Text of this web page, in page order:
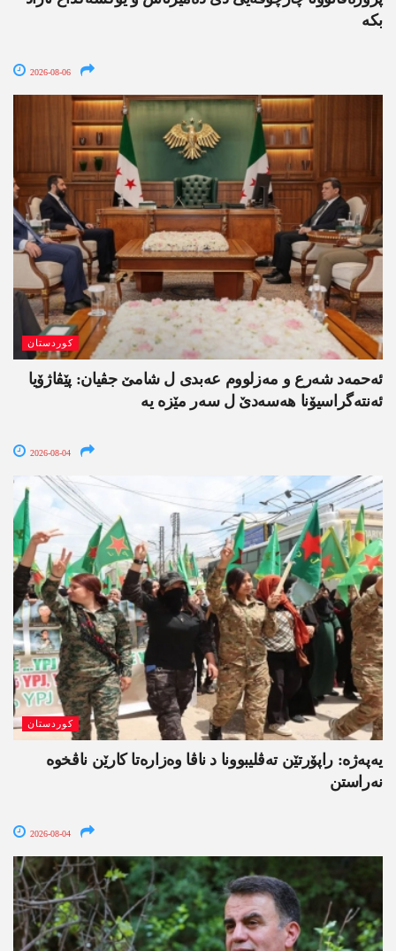
بکە
2026-08-06
کوردستان
ئەحمەد شەرع و مەزلووم عەبدی ل شامێ جڤیان: پێڤاژۆیا
ئەنتەگراسیۆنا ھەسەدێ ل سەر مێزە یە
2026-08-04
کوردستان
یەپەژە: راپۆرتێن تەڤلیبوونا د ناڤا وەزارەتا کارێن ناڤخوە
نەراستن
2026-08-04